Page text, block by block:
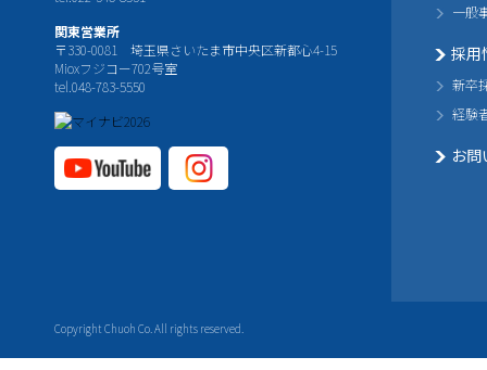
関東営業所
〒330-0081 埼玉県さいたま市中央区新都心4-15
Mioxフジコー702号室
tel.048-783-5550
Copyright Chuoh Co. All rights reserved.
一般
採用
新卒
経験
お